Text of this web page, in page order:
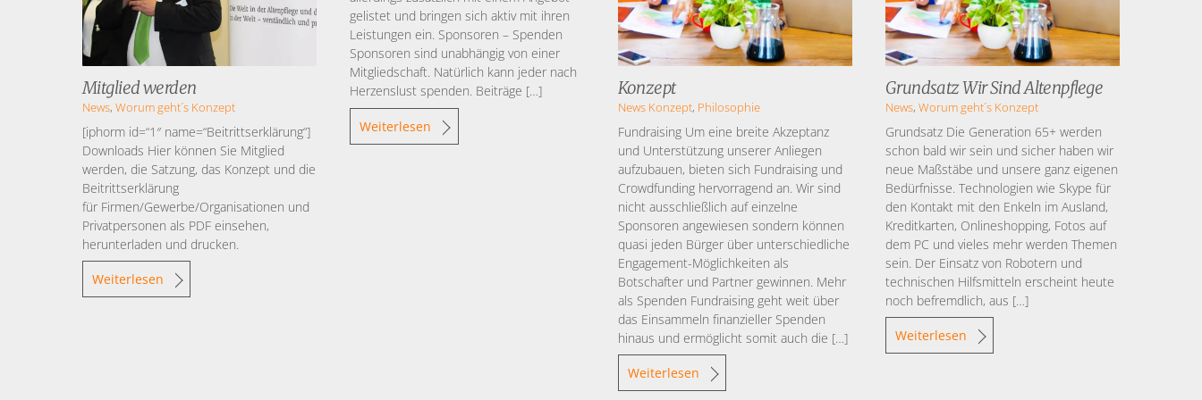
Mitglied werden
News, Worum geht´s Konzept
[iphorm id=“1″ name=“Beitrittserklärung“]
Downloads Hier können Sie Mitglied
werden, die Satzung, das Konzept und die
Beitrittserklärung
für Firmen/Gewerbe/Organisationen und
Privatpersonen als PDF einsehen,
herunterladen und drucken.
Weiterlesen
gelistet und bringen sich aktiv mit ihren
Leistungen ein. Sponsoren – Spenden
Sponsoren sind unabhängig von einer
Mitgliedschaft. Natürlich kann jeder nach
Herzenslust spenden. Beiträge […]
Weiterlesen
Konzept
News Konzept, Philosophie
Fundraising Um eine breite Akzeptanz
und Unterstützung unserer Anliegen
aufzubauen, bieten sich Fundraising und
Crowdfunding hervorragend an. Wir sind
nicht ausschließlich auf einzelne
Sponsoren angewiesen sondern können
quasi jeden Bürger über unterschiedliche
Engagement-Möglichkeiten als
Botschafter und Partner gewinnen. Mehr
als Spenden Fundraising geht weit über
das Einsammeln finanzieller Spenden
hinaus und ermöglicht somit auch die […]
Weiterlesen
Grundsatz Wir Sind Altenpflege
News, Worum geht´s Konzept
Grundsatz Die Generation 65+ werden
schon bald wir sein und sicher haben wir
neue Maßstäbe und unsere ganz eigenen
Bedürfnisse. Technologien wie Skype für
den Kontakt mit den Enkeln im Ausland,
Kreditkarten, Onlineshopping, Fotos auf
dem PC und vieles mehr werden Themen
sein. Der Einsatz von Robotern und
technischen Hilfsmitteln erscheint heute
noch befremdlich, aus […]
Weiterlesen